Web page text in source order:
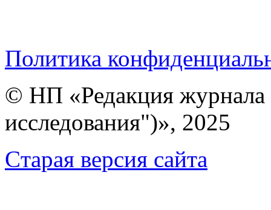
Политика
© НП «Редакция
исследования")», 2025
Cтарая версия сайта